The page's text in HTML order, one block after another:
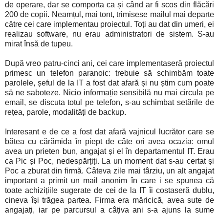
de operare, dar se comporta ca și când ar fi scos din flăcări
200 de copii. Neamțul, mai tont, trimisese mailul mai departe
către cei care implementau proiectul. Toți au dat din umeri, ei
realizau software, nu erau administratori de sistem. S-au
mirat însă de tupeu.
După vreo patru-cinci ani, cei care implementaseră proiectul
primesc un telefon paranoic: trebuie să schimbăm toate
parolele, șeful de la IT a fost dat afară și nu știm cum poate
să ne saboteze. Nicio informație sensibilă nu mai circula pe
email, se discuta totul pe telefon, s-au schimbat setările de
rețea, parole, modalități de backup.
Interesant e de ce a fost dat afară vajnicul lucrător care se
bătea cu cărămida în piept de câte ori avea ocazia: omul
avea un prieten bun, angajat și el în departamentul IT. Erau
ca Pic și Poc, nedespărțiți. La un moment dat s-au certat și
Poc a zburat din firmă. Câteva zile mai târziu, un alt angajat
important a primit un mail anonim în care i se spunea că
toate achizițiile sugerate de cei de la IT îi costaseră dublu,
cineva își trăgea partea. Firma era măricică, avea sute de
angajați, iar pe parcursul a câțiva ani s-a ajuns la sume